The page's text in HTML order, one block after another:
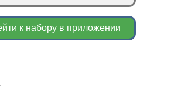
к набору в приложении